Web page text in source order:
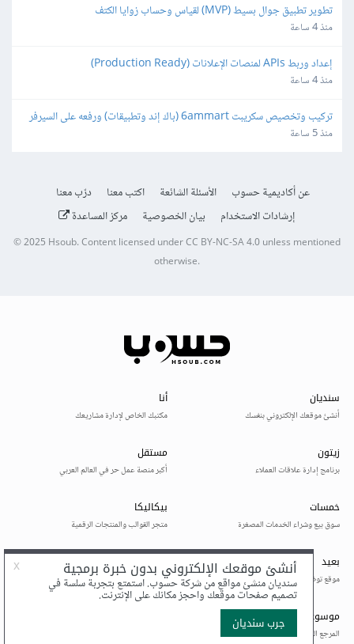
تطوير تطبيق جوال بسيط (MVP) لقياس وحساب زوايا الكتف
منذ 4 ساعة
إعداد وربط APIs لمنصات الإعلانات (Production Ready)
منذ 4 ساعة
تركيب وتخصيص سكريبت 6ammart (باك إند وتطبيقات) ورفعه على السيرفر
والمتجر
منذ 5 ساعة
عن أكاديمية حسوب الأسئلة الشائعة اكتب معنا
درّب معنا
إرشادات الاستخدام
بيان الخصوصية مركز المساعدة
© 2025 Hsoub.Content licensed underCC BY-NC-SA 4.0unless mentioned
otherwise.